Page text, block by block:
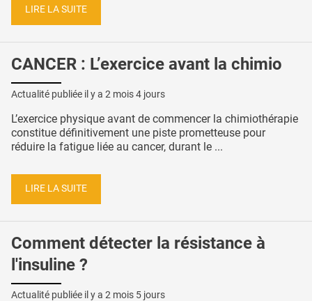
LIRE LA SUITE
CANCER : L’exercice avant la chimio
Actualité publiée il y a 2 mois 4 jours
L’exercice physique avant de commencer la chimiothérapie
constitue définitivement une piste prometteuse pour
réduire la fatigue liée au cancer, durant le ...
LIRE LA SUITE
Comment détecter la résistance à
l'insuline ?
Actualité publiée il y a 2 mois 5 jours